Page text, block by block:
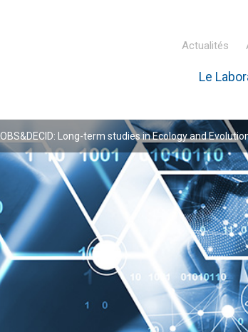
Hubert
Actualités
Le
OBS&DECID: Long-term studies in Ecology and